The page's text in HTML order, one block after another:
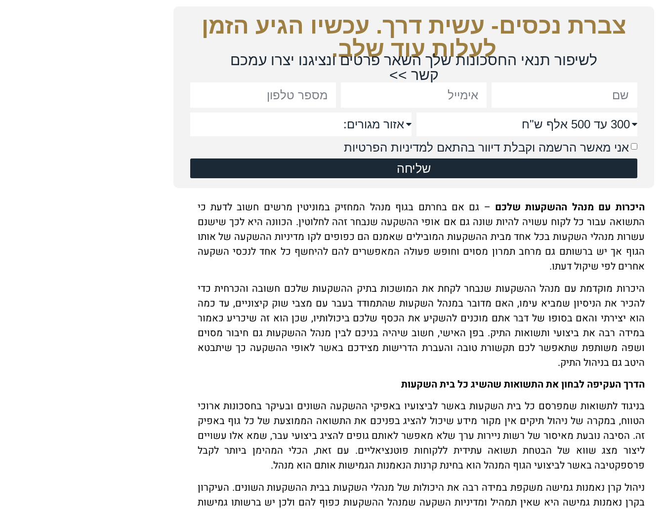
צברת נכסים- עשית דרך. עכשיו הגיע הזמן
לעלות עוד שלב.
לשיפור תנאי החסכונות שלך השאר פרטים ונציגנו יצרו עמכם
קשר >>
אני מאשר הרשמה וקבלת דיוור בהתאם למדיניות הפרטיות
שליחה
היכרות עם מנהל ההשקעות שלכם – גם אם בחרתם בגוף מנהל המחזיק במוניטין מרשים חשוב לדעת כי
התשואה עבור כל לקוח עשויה להיות שונה גם אם אופי ההשקעה שנבחר זהה לחלוטין. הכוונה היא לכך שישנם
עשרות מנהלי השקעות בכל אחד מבית ההשקעות המובילים שאמנם הם כפופים לקו מדיניות ההשקעה של אותו
הגוף אך יש ברשותם גם מרחב תמרון מסוים וחופש פעולה המאפשרים להם להיחשף כל אחד לנכסי השקעה
אחרים לפי שיקול דעתו.
היכרות מוקדמת עם מנהל ההשקעות שנבחר לקחת את המושכות בתיק ההשקעות שלכם חשובה והכרחית כדי
להכיר את הניסיון שמביא עימו, האם מדובר במנהל השקעות שהתמודד בעבר עם מצבי שוק קיצוניים, עד כמה
הוא יצירתי והאם בסופו של דבר אתם מוכנים להשקיע את הכסף שלכם ביכולותיו, שכן הוא זה שיכריע כאמור
במידה רבה את ביצועי ותשואות התיק. בפן האישי, חשוב שיהיה בניכם לבין מנהל ההשקעות גם חיבור מסוים
ושפה משותפת שתאפשר לכם תקשורת טובה והעברת הדרישות מצידכם באשר לאופי ההשקעה כך שיתבטא
היטב גם בניהול התיק.
הדרך העקיפה לבחון את התשואות שהשיג כל בית השקעות
בניגוד לתשואות שמפרסם כל בית השקעות באשר לביצועיו באפיקי ההשקעה השונים ובעיקר בחסכונות ארוכי
הטווח, במקרה של ניהול תיקים אין מקור מידע שיכול להציג בפניכם את התשואה הממוצעת של כל גוף באפיק
זה. הסיבה נובעת מאיסור של רשות ניירות ערך שלא מאפשר לאותם גופים להציג ביצועי עבר, שמא אלו עשויים
ליצור מצג שווא של הבטחת תשואה עתידית ללקוחות פוטנציאליים. עם זאת, הכלי המהימן ביותר לקבל
פרספקטיבה באשר לביצועי הגוף המנהל הוא בחינת קרנות הנאמנות הגמישות אותם הוא מנהל.
ניהול קרן נאמנות גמישה משקפת במידה רבה את היכולות של מנהלי השקעות בבית ההשקעות השונים. העיקרון
בקרן נאמנות גמישה היא שאין תמהיל ומדיניות השקעה שמנהל ההשקעות כפוף להם ולכן יש ברשותו גמישות